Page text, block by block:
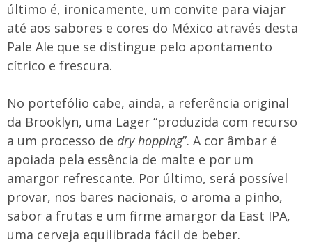
último é, ironicamente, um convite para viajar
até aos sabores e cores do México através desta
Pale Ale que se distingue pelo apontamento
cítrico e frescura.
No portefólio cabe, ainda, a referência original
da Brooklyn, uma Lager “produzida com recurso
a um processo de dry hopping”. A cor âmbar é
apoiada pela essência de malte e por um
amargor refrescante. Por último, será possível
provar, nos bares nacionais, o aroma a pinho,
sabor a frutas e um firme amargor da East IPA,
uma cerveja equilibrada fácil de beber.